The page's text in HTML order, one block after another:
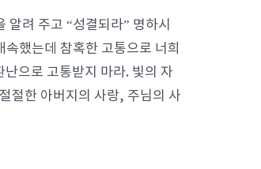
려 주고 “성결되라” 명하시
했는데 참혹한 고통으로 너희
으로 고통받지 마라. 빛의 자
절한 아버지의 사랑, 주님의 사